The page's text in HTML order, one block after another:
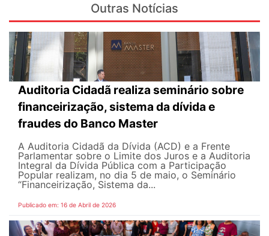
Outras Notícias
Auditoria Cidadã realiza seminário sobre
financeirização, sistema da dívida e
fraudes do Banco Master
A Auditoria Cidadã da Dívida (ACD) e a Frente
Parlamentar sobre o Limite dos Juros e a Auditoria
Integral da Dívida Pública com a Participação
Popular realizam, no dia 5 de maio, o Seminário
“Financeirização, Sistema da...
Publicado em: 16 de Abril de 2026